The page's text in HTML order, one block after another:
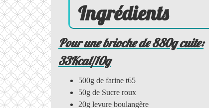
Ingrédients
Pour une brioche de 880g cuite:
33Kcal/10g
500g de farine t65
50g de Sucre roux
20g levure boulangère